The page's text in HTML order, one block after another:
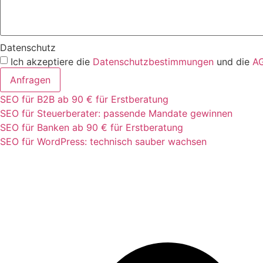
Datenschutz
Ich akzeptiere die Datenschutzbestimmungen und die
Anfragen
SEO für B2B ab 90 € für Erstberatung
SEO für Steuerberater: passende Mandate gewinnen
SEO für Banken ab 90 € für Erstberatung
SEO für WordPress: technisch sauber wachsen